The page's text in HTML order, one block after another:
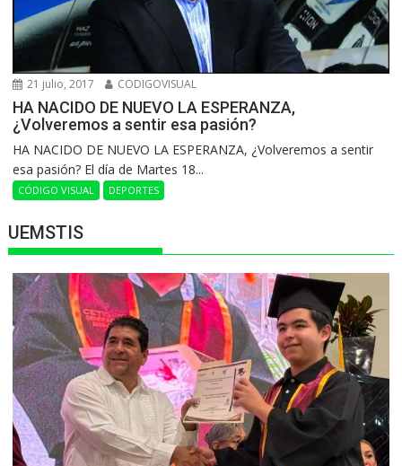
21 julio, 2017 CODIGOVISUAL
HA NACIDO DE NUEVO LA ESPERANZA,
¿Volveremos a sentir esa pasión?
HA NACIDO DE NUEVO LA ESPERANZA, ¿Volveremos a sentir
esa pasión? El día de Martes 18...
CÓDIGO VISUAL DEPORTES
UEMSTIS